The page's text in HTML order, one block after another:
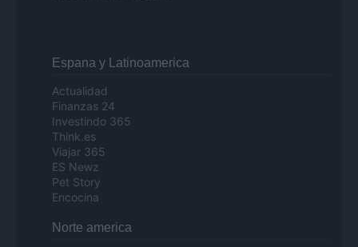
Espana y Latinoamerica
Actualidad
Finanzas 24
Investindo 365
Think.es
Viajar 365
ES Newz
Pet Story
Encocina
Norte america